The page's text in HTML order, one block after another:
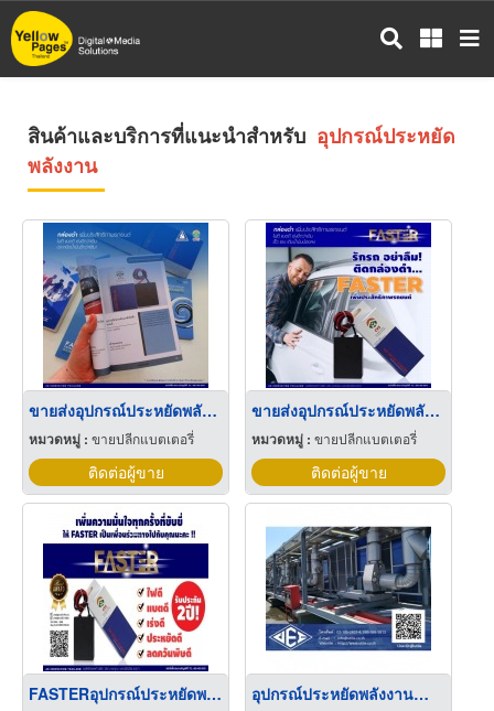
ข้าม
ไป
สินค้าและบริการที่แนะนำสำหรับ อุปกรณ์ประหยัด
พลังงาน
ขายส่งอุปกรณ์ประหยัดพลังงานทั่วประเทศ
หมวดหมู่ : ขายปลีกแบตเตอรี่
ติดต่อผู้ขาย
ขายส่งอุปกรณ์ประหยัดพลังงานรถยนต์ ขอนแก่น
หมวดหมู่ :ขายปลีกแบตเตอรี่
ติดต่อผู้ขาย
FASTERอุปกรณ์ประหยัดพลังงานรถยนต์ ขอนแก่น อุปกรณ์ประหยัดพลังงานสำหรับเครื่องปรับอากาศ